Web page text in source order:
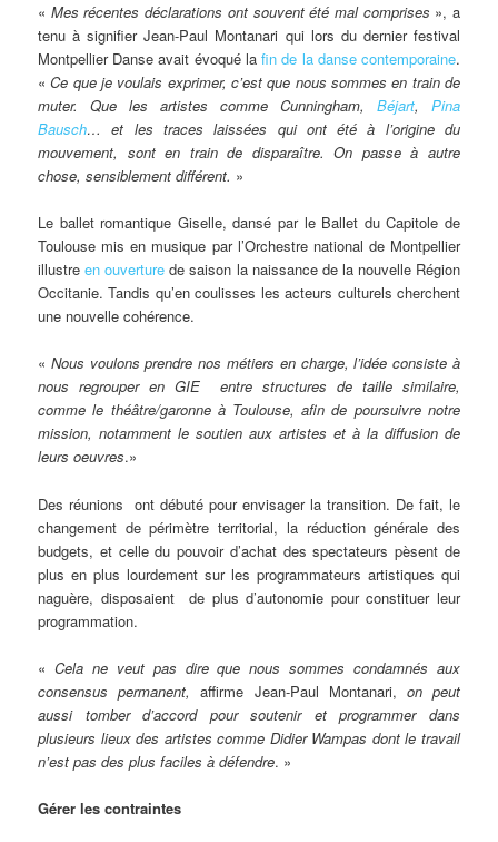
« Mes récentes déclarations ont souvent été mal comprises », a
tenu à signifier Jean-Paul Montanari qui lors du dernier festival
Montpellier Danse avait évoqué lafin de la danse contemporaine.
«Ce que je voulais exprimer, c’est que nous sommes en train de
muter. Que les artistes comme Cunningham, Béjart, Pina
Bausch… et les traces laissées qui ont été à l’origine du
mouvement, sont en train de disparaître. On passe à autre
chose, sensiblement différent. »
Le ballet romantique Giselle, dansé par le Ballet du Capitole de
Toulouse mis en musique par l’Orchestre national de Montpellier
illustre en ouverture de saison la naissance de la nouvelle Région
Occitanie. Tandis qu’en coulisses les acteurs culturels cherchent
une nouvelle cohérence.
« Nous voulons prendre nos métiers en charge, l’idée consiste à
nous regrouper en GIE entre structures de taille similaire,
comme le théâtre/garonne à Toulouse, afin de poursuivre notre
mission, notamment le soutien aux artistes et à la diffusion de
leurs oeuvres.»
Des réunions ont débuté pour envisager la transition. De fait, le
changement de périmètre territorial, la réduction générale des
budgets, et celle du pouvoir d’achat des spectateurs pèsent de
plus en plus lourdement sur les programmateurs artistiques qui
naguère, disposaient de plus d’autonomie pour constituer leur
programmation.
« Cela ne veut pas dire que nous sommes condamnés aux
consensus permanent, affirme Jean-Paul Montanari, on peut
aussi tomber d’accord pour soutenir et programmer dans
plusieurs lieux des artistes comme Didier Wampas dont le travail
n’est pas des plus faciles à défendre. »
Gérer les contraintes